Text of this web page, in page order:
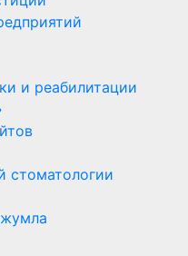
и реабилитации
стоматологии